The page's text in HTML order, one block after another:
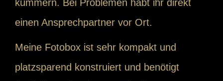
kümmern. Bei Problemen habt ihr direkt
einen Ansprechpartner vor Ort.
Meine Fotobox ist sehr kompakt und
platzsparend konstruiert und benötigt